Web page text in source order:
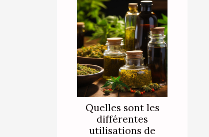
Quelles sont les
différentes
utilisations de